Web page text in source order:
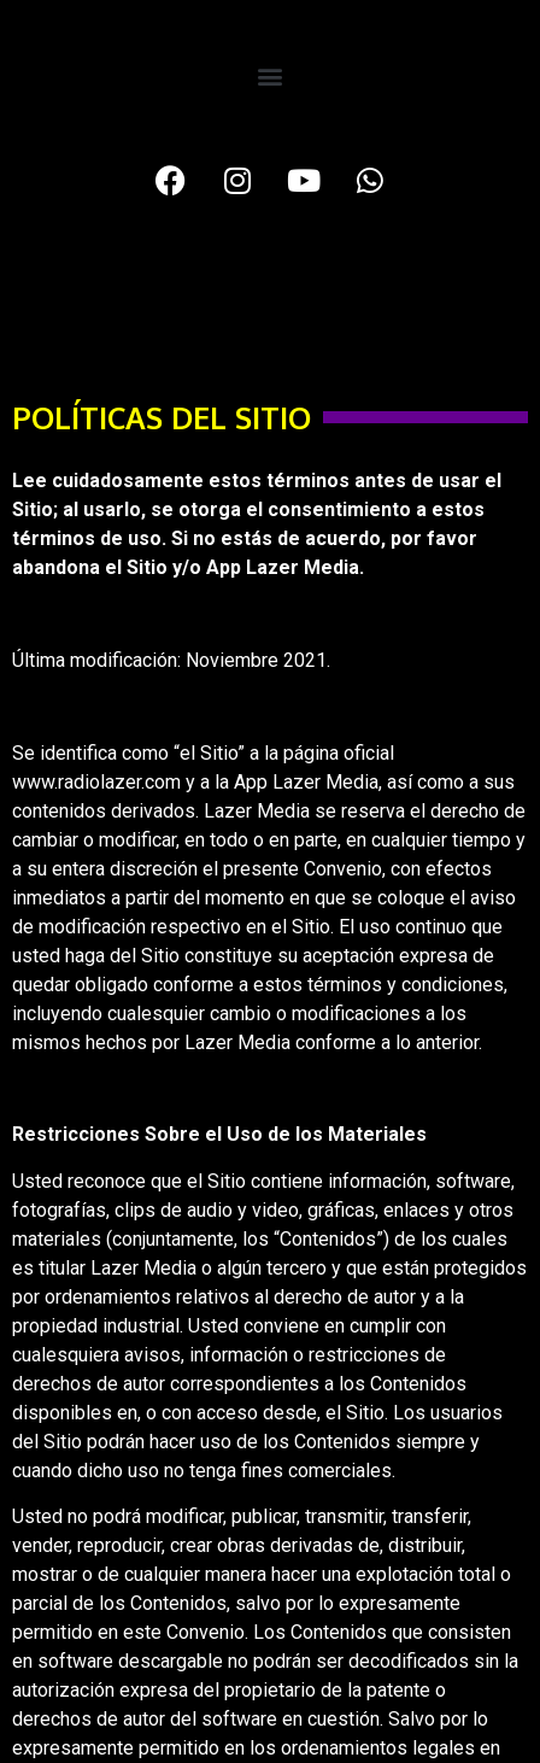
POLÍTICAS DEL SITIO
Lee cuidadosamente estos términos antes de usar el
Sitio; al usarlo, se otorga el consentimiento a estos
términos de uso. Si no estás de acuerdo, por favor
abandona el Sitio y/o App Lazer Media.
Última modificación: Noviembre 2021.
Se identifica como “el Sitio” a la página oficial
www.radiolazer.com y a la App Lazer Media, así como a sus
contenidos derivados. Lazer Media se reserva el derecho de
cambiar o modificar, en todo o en parte, en cualquier tiempo y
a su entera discreción el presente Convenio, con efectos
inmediatos a partir del momento en que se coloque el aviso
de modificación respectivo en el Sitio. El uso continuo que
usted haga del Sitio constituye su aceptación expresa de
quedar obligado conforme a estos términos y condiciones,
incluyendo cualesquier cambio o modificaciones a los
mismos hechos por Lazer Media conforme a lo anterior.
Restricciones Sobre el Uso de los Materiales
Usted reconoce que el Sitio contiene información, software,
fotografías, clips de audio y video, gráficas, enlaces y otros
materiales (conjuntamente, los “Contenidos”) de los cuales
es titular Lazer Media o algún tercero y que están protegidos
por ordenamientos relativos al derecho de autor y a la
propiedad industrial. Usted conviene en cumplir con
cualesquiera avisos, información o restricciones de
derechos de autor correspondientes a los Contenidos
disponibles en, o con acceso desde, el Sitio. Los usuarios
del Sitio podrán hacer uso de los Contenidos siempre y
cuando dicho uso no tenga fines comerciales.
Usted no podrá modificar, publicar, transmitir, transferir,
vender, reproducir, crear obras derivadas de, distribuir,
mostrar o de cualquier manera hacer una explotación total o
parcial de los Contenidos, salvo por lo expresamente
permitido en este Convenio. Los Contenidos que consisten
en software descargable no podrán ser decodificados sin la
autorización expresa del propietario de la patente o
derechos de autor del software en cuestión. Salvo por lo
expresamente permitido en los ordenamientos legales en